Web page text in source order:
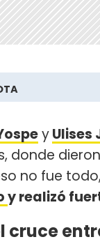
yUlises
donde
no fue
y realizó
cruce